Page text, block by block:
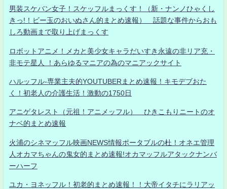
男装スケバン女子！スケッフルまっくす！（新・ナンノひゃくし
きっ!！ビー玉のおいぬさん的まとめ速報） 話題な事件からおも
しろ動画まで取り上げまっくす
ロボットアニメ！メカと美少女キャラだいすき永遠の非リア充・
非モテ星人 ！あらゆるマニアの為のマニアックサイト
ハルッフル-専業主夫的YOUTUBERまとめ速報！キモデブおた
く！初老人の介護生活！激動の1750日
アニゲタレスト（元祖！アニメッフル） ひきこもりニートのオ
ナベ的まとめ速報
火浦のシネマッフル映画NEWS情報ポータブルの杜！オネエ管理
人オカマちゃんの鬼女的まとめ速報!オカマッフルアタックナンバ
ーハーフ
ユカ・ヨネッフル！初老的まとめ速報！！大帝イタチにラリアッ